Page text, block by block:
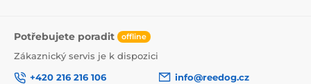
Potřebujete poradit offline
Zákaznický servis je k dispozici
+420 216 216 106
info@reedog.cz